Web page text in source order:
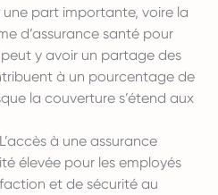
part importante, voire la
d’assurance santé pour
peut y avoir un partage des
à un pourcentage de
la couverture s’étend aux
L’accès à une assurance
élevée pour les employés
et de sécurité au